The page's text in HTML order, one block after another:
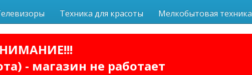
Техника для красоты Мелкобытовая техника
- магазин не работает